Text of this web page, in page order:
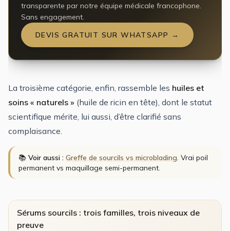
transparente par notre équipe médicale francophone.
Sans engagement.
DEVIS GRATUIT SUR WHATSAPP →
La troisième catégorie, enfin, rassemble les huiles et
soins « naturels » (huile de ricin en tête), dont le statut
scientifique mérite, lui aussi, d’être clarifié sans
complaisance.
📚 Voir aussi : Greffe de sourcils vs microblading. Vrai poil
permanent vs maquillage semi-permanent.
Sérums sourcils : trois familles, trois niveaux de
preuve